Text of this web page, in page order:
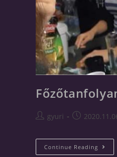
gyuri
Continue Reading